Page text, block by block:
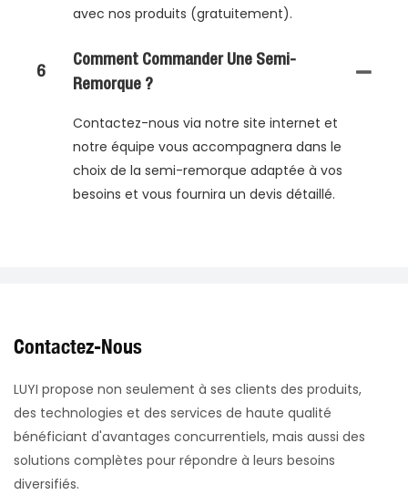
avec nos produits (gratuitement).
6
Comment Commander Une Semi-
Remorque ?
Contactez-nous via notre site internet et
notre équipe vous accompagnera dans le
choix de la semi-remorque adaptée à vos
besoins et vous fournira un devis détaillé.
Contactez-Nous
LUYI propose non seulement à ses clients des produits,
des technologies et des services de haute qualité
bénéficiant d'avantages concurrentiels, mais aussi des
solutions complètes pour répondre à leurs besoins
diversifiés.